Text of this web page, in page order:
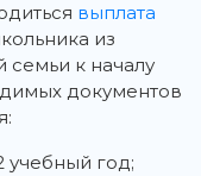
выплата
из
к началу
документов
учебный год;